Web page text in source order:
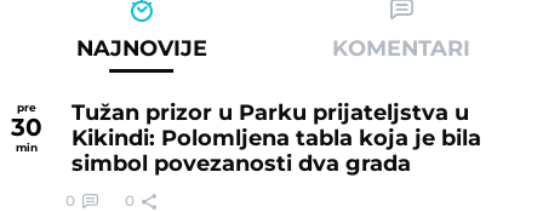
NAJNOVIJE KOMENTARI
pre
30
min
Tužan prizor u Parku prijateljstva u
Kikindi: Polomljena tabla koja je bila
simbol povezanosti dva grada
0 0